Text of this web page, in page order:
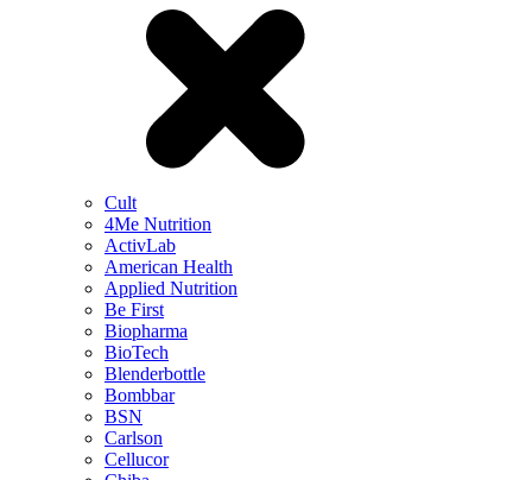
Cult
4Me Nutrition
ActivLab
American Health
Applied Nutrition
Be First
Biopharma
BioTech
Blenderbottle
Bombbar
BSN
Carlson
Cellucor